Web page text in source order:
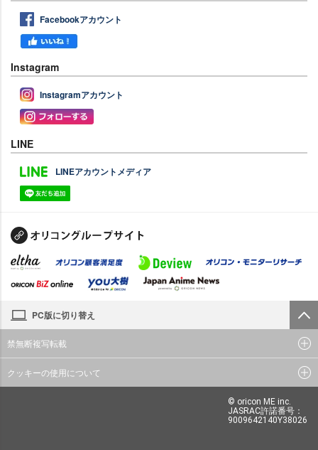
Facebookアカウント
Instagram
Instagramアカウント
LINE
LINEアカウントメディア
PC版に切り替え
禁無断複写転載
クッキーの使用について
© oricon ME inc.
JASRAC許諾番号：
9009642140Y38026